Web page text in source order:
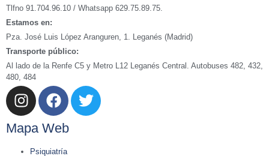
Tlfno 91.704.96.10 / Whatsapp 629.75.89.75.
Estamos en:
Pza. José Luis López Aranguren, 1. Leganés (Madrid)
Transporte público:
Al lado de la Renfe C5 y Metro L12 Leganés Central. Autobuses 482, 432,
480, 484
Mapa Web
Psiquiatría